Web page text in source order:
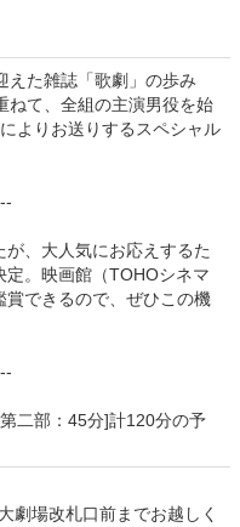
えた雑誌「歌劇」の歩み
ねて、全組の主演男役を始
よりお送りするスペシャル
、大人気にお応えするた
。映画館（TOHOシネマ
賞できるので、ぜひこの機
二部：45分]計120分の予
劇場改札口前までお越しく